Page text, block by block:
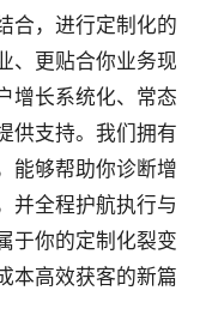
合，进行定制化的
、更贴合你业务现
增长系统化、常态
供支持。我们拥有
能够帮助你诊断增
并全程护航执行与
于你的定制化裂变
本高效获客的新篇